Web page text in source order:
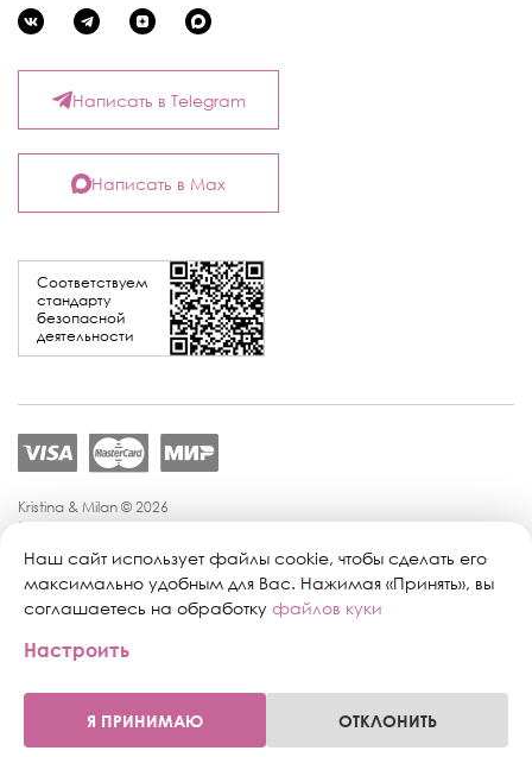
Соответствуем
стандарту
безопасной
деятельности
Написать в Telegram
Написать в Max
Kristina & Milan © 2026
Политика конфиденциальности
Политика обработки персональных данных
Публичная оферта
Персональные настройки файлов cookie
Поддержка сайта:
Наш сайт использует файлы cookie, чтобы сделать его
максимально удобным для Вас. Нажимая «Принять», вы
соглашаетесь на обработку файлов куки
Настроить
Я ПРИНИМАЮ ОТКЛОНИТЬ